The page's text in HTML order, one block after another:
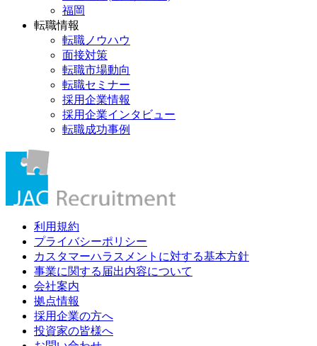
福岡
転職情報
転職ノウハウ
面接対策
転職市場動向
転職セミナー
採用企業情報
採用企業インタビュー
転職成功事例
利用規約
プライバシーポリシー
カスタマーハラスメントに対する基本方針
事業に関する届出内容について
会社案内
拠点情報
採用企業の方へ
投資家の皆様へ